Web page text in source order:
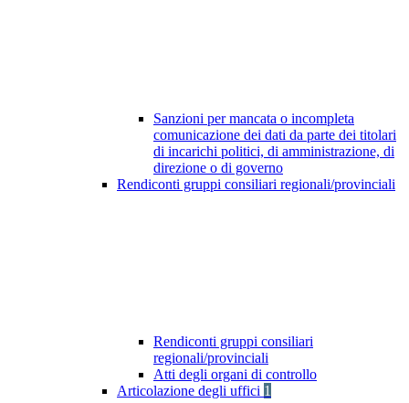
Sanzioni per mancata o incompleta
comunicazione dei dati da parte dei titolari
di incarichi politici, di amministrazione, di
direzione o di governo
Rendiconti gruppi consiliari regionali/provinciali
Rendiconti gruppi consiliari
regionali/provinciali
Atti degli organi di controllo
Articolazione degli uffici 1